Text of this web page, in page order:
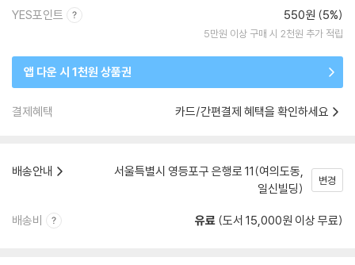
YES포인트 550원 (5%)
5만원 이상 구매 시 2천원 추가 적립
앱 다운 시 1천원 상품권
결제혜택 카드/간편결제 혜택을 확인하세요
배송안내
서울특별시 영등포구 은행로 11(여의도동,
일신빌딩)
변경
배송비 유료 (도서 15,000원 이상 무료)